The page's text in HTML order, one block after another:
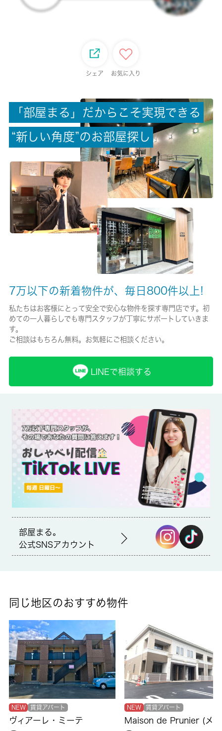
3階 / 3階建
償却/敷引
-/-
権利金/雑費
-/-
総戸数
9戸
現状/入居可能日
保険加入/料金
有/-
保険名/保険期間
-/-
保証人代行サービス保証料・家賃集金サービス手数料 10,000円/
入居時、以降は月額賃料の1％/毎月(入居期間中)
賃貸区分/契約期間
一般/2年
取引形態
備考
しも楽しくワクワクしながら選びましょう。小田原市エリアの鴨
シェア お気に入り
「 部屋 ま る 」 だ か ら こ そ実現で き る
“新 し い角 度”のお部屋探 し
7万以下の新着物件が、毎日800件以上!
私たちはお客様にとって安全で安心な物件を探す専門店です。初
めての一人暮らしでも専門スタッフが丁寧にサポートしていきま
す。
ご相談はもちろん無料。お気軽にご相談ください。
LINEで相談する
部屋まる。
公式SNSアカウント
同じ地区のおすすめ物件
NEW 賃貸アパート
ヴィアーレ・ミーテ
NEW 賃貸アパート